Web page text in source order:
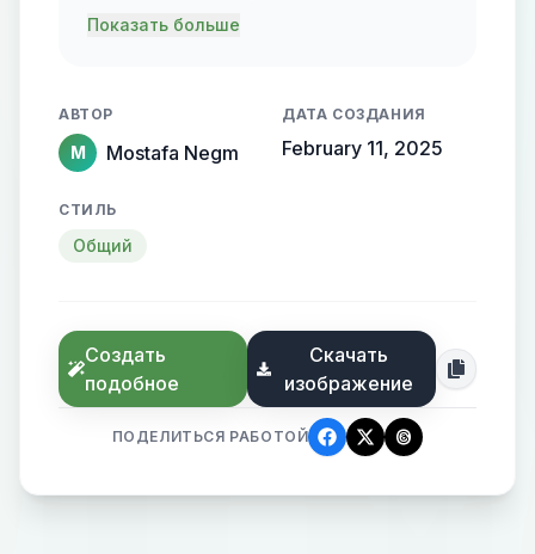
colors, prominently featuring elegant
documentary events and facts
Показать больше
АВТОР
M Mostafa Negm
ДАТА СОЗДАНИЯ
February 11, 2025
СТИЛЬ
Общий
Создать
подобное
Скачать
изображение
ПОДЕЛИТЬСЯ РАБОТОЙ